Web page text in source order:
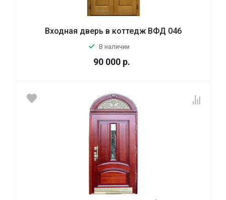
Входная дверь в коттедж ВФД 046
В наличии
90 000 р.